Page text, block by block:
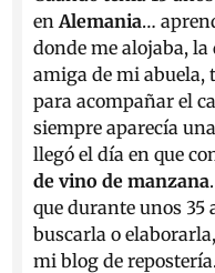
enAlemania…
donde me alojaba,
amiga de mi abuela,
para acompañar el
siempre aparecía
llegó el día en que
de vino de manzana
que durante unos 35
buscarla o
mi blog de repostería.